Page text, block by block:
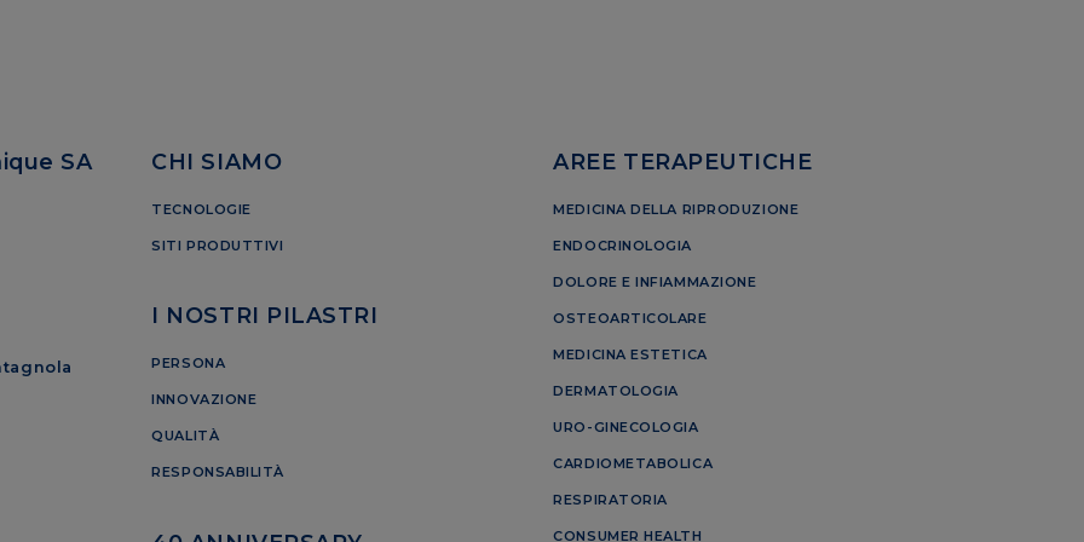
SA CHI SIAMO
TECNOLOGIE
SITI PRODUTTIVI
I NOSTRI PILASTRI
PERSONA
INNOVAZIONE
QUALITÀ
RESPONSABILITÀ
AREE TERAPEUTICHE
MEDICINA DELLA RIPRODUZIONE
ENDOCRINOLOGIA
DOLORE E INFIAMMAZIONE
OSTEOARTICOLARE
MEDICINA ESTETICA
DERMATOLOGIA
URO-GINECOLOGIA
CARDIOMETABOLICA
RESPIRATORIA
CONSUMER HEALTH